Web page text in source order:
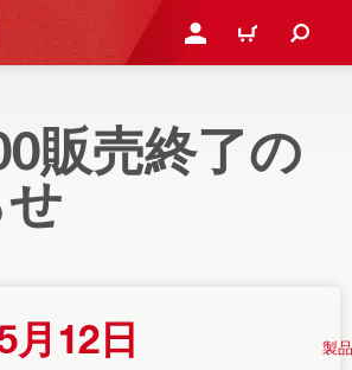
ログイン・新規オンライ
カート
販売終了の
月12日 製品